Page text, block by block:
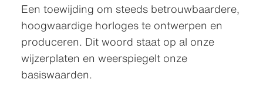
Een toewijding om steeds betrouw­baardere,
hoogwaardige horloges te ontwerpen en
produceren. Dit woord staat op al onze
wijzerplaten en weerspiegelt onze
basiswaarden.